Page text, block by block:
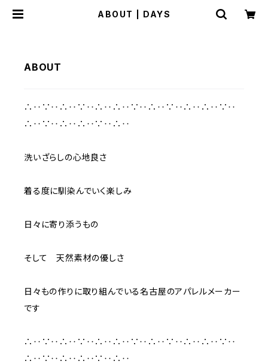
ABOUT | DAYS
ABOUT
∴‥∵‥∴‥∵‥∴‥∴‥∵‥∴‥∵‥∴‥∴‥∵‥
∴‥∵‥∴‥∴‥∵‥∴‥
洗いざらしの心地良さ
着る度に馴染んでいく楽しみ
日々に寄り添うもの
そして 天然素材の優しさ
日々もの作りに取り組んでいる名古屋のアパレルメーカー
です
∴‥∵‥∴‥∵‥∴‥∴‥∵‥∴‥∵‥∴‥∴‥∵‥
∴‥∵‥∴‥∴‥∵‥∴‥